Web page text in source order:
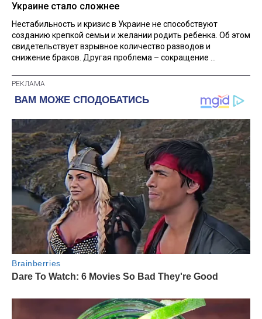
Украине стало сложнее
Нестабильность и кризис в Украине не способствуют
созданию крепкой семьи и желании родить ребенка. Об этом
свидетельствует взрывное количество разводов и
снижение браков. Другая проблема – сокращение ...